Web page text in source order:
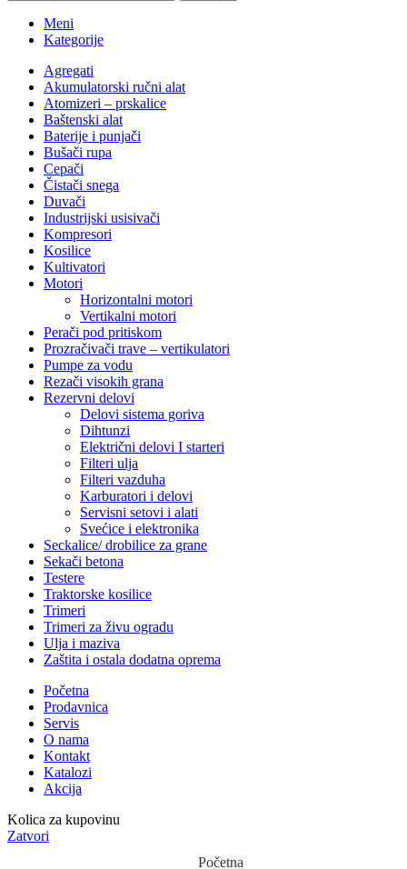
Meni
Kategorije
Agregati
Akumulatorski ručni alat
Atomizeri – prskalice
Baštenski alat
Baterije i punjači
Bušači rupa
Cepači
Čistači snega
Duvači
Industrijski usisivači
Kompresori
Kosilice
Kultivatori
Motori
Horizontalni motori
Vertikalni motori
Perači pod pritiskom
Prozračivači trave – vertikulatori
Pumpe za vodu
Rezači visokih grana
Rezervni delovi
Delovi sistema goriva
Dihtunzi
Električni delovi I starteri
Filteri ulja
Filteri vazduha
Karburatori i delovi
Servisni setovi i alati
Svećice i elektronika
Seckalice/ drobilice za grane
Sekači betona
Testere
Traktorske kosilice
Trimeri
Trimeri za živu ogradu
Ulja i maziva
Zaštita i ostala dodatna oprema
Početna
Prodavnica
Servis
O nama
Kontakt
Katalozi
Akcija
Kolica za kupovinu
Zatvori
Početna